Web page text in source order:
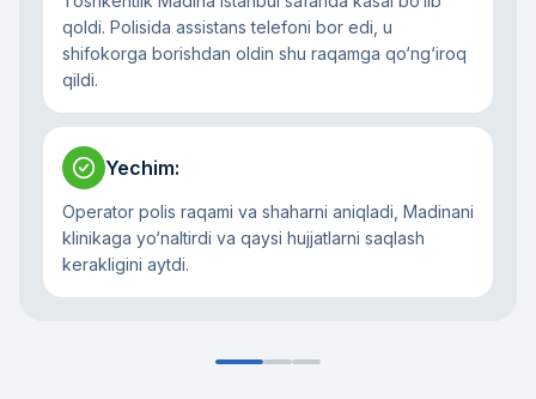
qoldi. Polisida assistans telefoni bor edi, u
shifokorga borishdan oldin shu raqamga qo‘ng‘iroq
qildi.
Yechim:
Operator polis raqami va shaharni aniqladi, Madinani
klinikaga yo‘naltirdi va qaysi hujjatlarni saqlash
kerakligini aytdi.